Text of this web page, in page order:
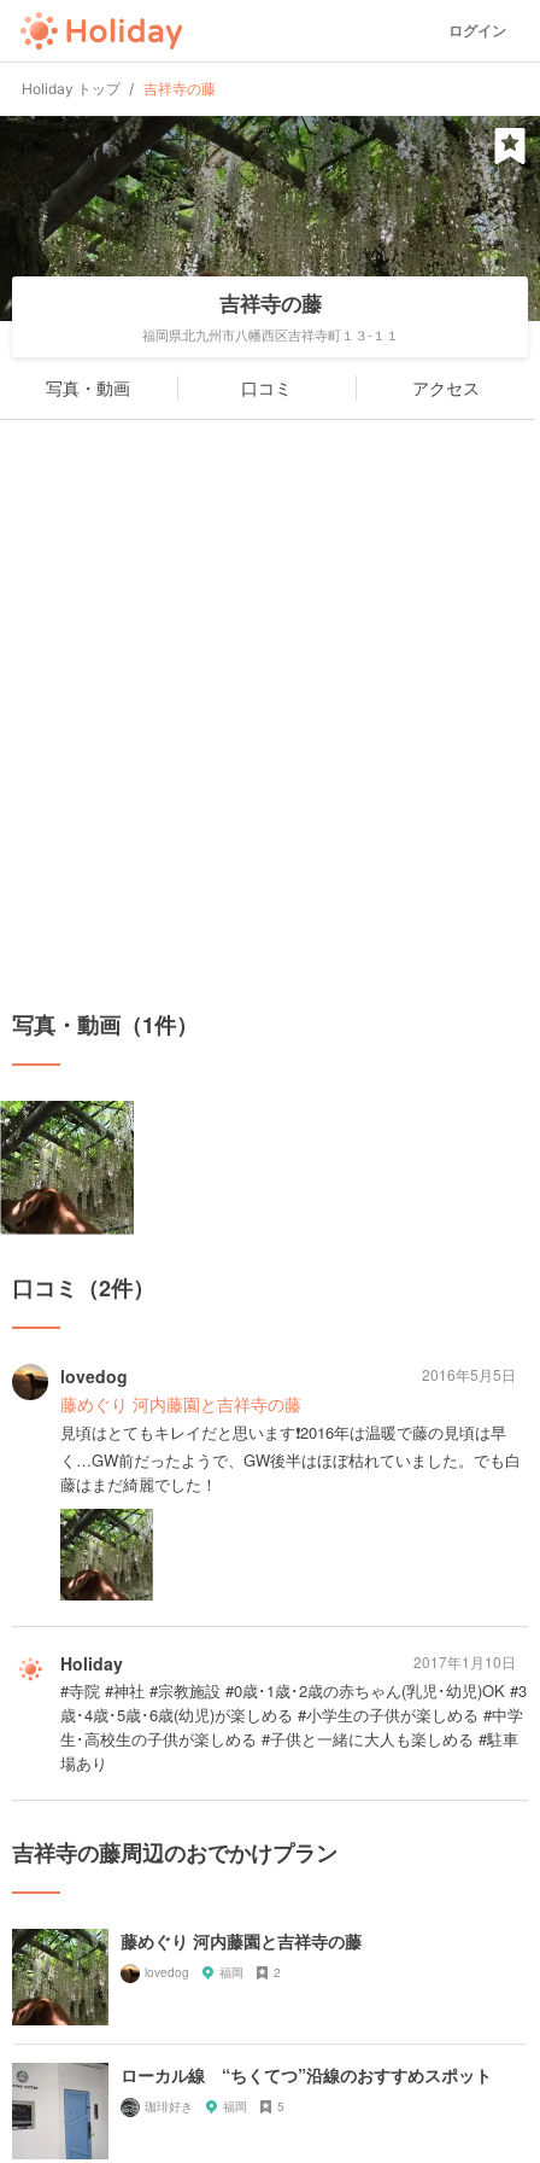
ログイン
Holiday トップ 吉祥寺の藤
吉祥寺の藤
福岡県北九州市八幡西区吉祥寺町１３-１１
写真・動画 口コミ アクセス
写真・動画（1件）
口コミ（2件）
lovedog
藤めぐり 河内藤園と吉祥寺の藤
見頃はとてもキレイだと思います❗️2016年は温暖で藤の見頃は早
く…GW前だったようで、GW後半はほぼ枯れていました。でも白
藤はまだ綺麗でした！
2016年5月5日
Holiday
#寺院 #神社 #宗教施設 #0歳･1歳･2歳の赤ちゃん(乳児･幼児)OK #3
歳･4歳･5歳･6歳(幼児)が楽しめる #小学生の子供が楽しめる #中学
生･高校生の子供が楽しめる #子供と一緒に大人も楽しめる #駐車
場あり
2017年1月10日
吉祥寺の藤周辺のおでかけプラン
藤めぐり 河内藤園と吉祥寺の藤
lovedog 福岡 2
ローカル線 “ちくてつ”沿線のおすすめスポット
珈琲好き 福岡 5